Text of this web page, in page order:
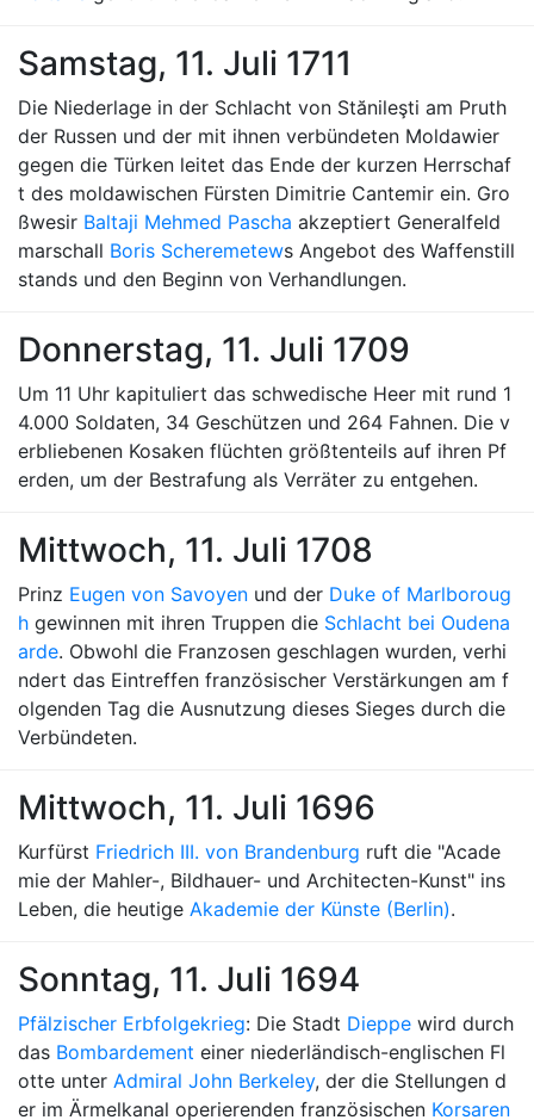
Samstag, 11. Juli 1711
Die Niederlage in der Schlacht von Stănileşti am Pruth
der Russen und der mit ihnen verbündeten Moldawier
gegen die Türken leitet das Ende der kurzen Herrschaf
t des moldawischen Fürsten Dimitrie Cantemir ein. Gro
ßwesir Baltaji Mehmed Pascha akzeptiert Generalfeld
marschall Boris Scheremetews Angebot des Waffenstill
stands und den Beginn von Verhandlungen.
Donnerstag, 11. Juli 1709
Um 11 Uhr kapituliert das schwedische Heer mit rund 1
4.000 Soldaten, 34 Geschützen und 264 Fahnen. Die v
erbliebenen Kosaken flüchten größtenteils auf ihren Pf
erden, um der Bestrafung als Verräter zu entgehen.
Mittwoch, 11. Juli 1708
Prinz Eugen von Savoyen und der Duke of Marlboroug
h gewinnen mit ihren Truppen die Schlacht bei Oudena
arde. Obwohl die Franzosen geschlagen wurden, verhi
ndert das Eintreffen französischer Verstärkungen am f
olgenden Tag die Ausnutzung dieses Sieges durch die
Verbündeten.
Mittwoch, 11. Juli 1696
Kurfürst Friedrich III. von Brandenburg ruft die "Acade
mie der Mahler-, Bildhauer- und Architecten-Kunst" ins
Leben, die heutige Akademie der Künste (Berlin).
Sonntag, 11. Juli 1694
Pfälzischer Erbfolgekrieg: Die Stadt Dieppe wird durch
das Bombardement einer niederländisch-englischen Fl
otte unter Admiral John Berkeley, der die Stellungen d
er im Ärmelkanal operierenden französischen Korsaren